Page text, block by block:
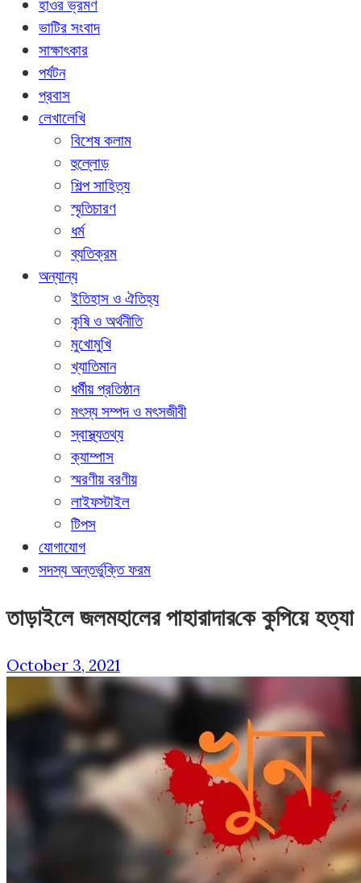
হাওর ভ্রমণ
ভাটির সংবাদ
সাক্ষাৎকার
পর্যটন
প্রবাস
লেখালেখি
বিশেষ কলাম
হুল্লোড়
শিল্প সাহিত্য
স্মৃতিচারণ
ধর্ম
ব্যতিক্রম
অন্যান্য
ইতিহাস ও ঐতিহ্য
কৃষি ও অর্থনীতি
মুখোমুখি
খ্যাতিমান
ধর্মীয় প্রতিষ্ঠান
মৎস্য সম্পদ ও মৎসজীবী
স্বাস্থ্যতথ্য
ক্যাম্পাস
স্মরণীয় বরণীয়
লাইফস্টাইল
টিপস
যোগাযোগ
সদস্য অন্তর্ভুক্তি ফরম
তাড়াইলে জলমহালের পাহারাদার‌কে কুপিয়ে হত্যা
October 3, 2021